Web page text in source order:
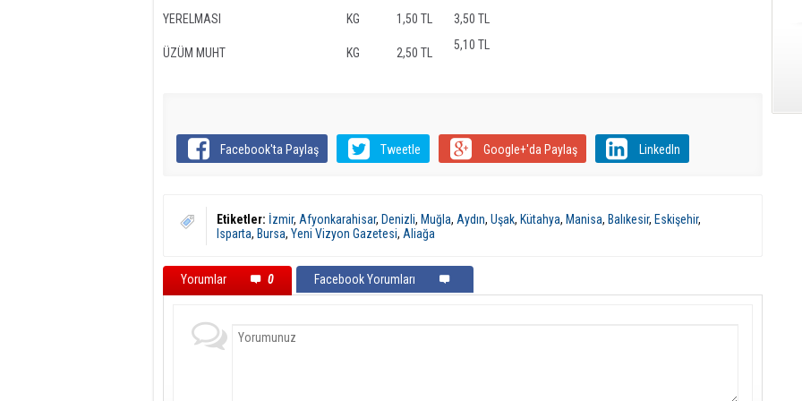
YERELMASI
KG 1,50 TL 3,50 TL
ÜZÜM MUHT KG 2,50 TL
5,10 TL
Facebook'ta Paylaş Tweetle Google+'da Paylaş LinkedIn
Etiketler: İzmir, Afyonkarahisar, Denizli, Muğla, Aydın, Uşak, Kütahya, Manisa, Balıkesir, Eskişehir,
Isparta, Bursa, Yeni Vizyon Gazetesi, Aliağa
Yorumlar 0 Facebook Yorumları